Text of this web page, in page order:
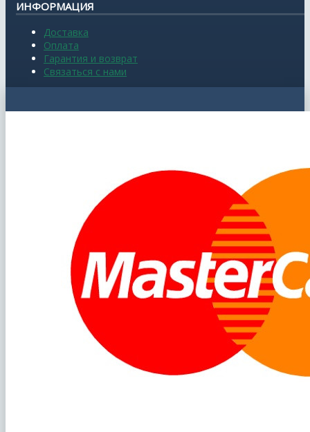
ИНФОРМАЦИЯ
Доставка
Оплата
Гарантия и возврат
Связаться с нами